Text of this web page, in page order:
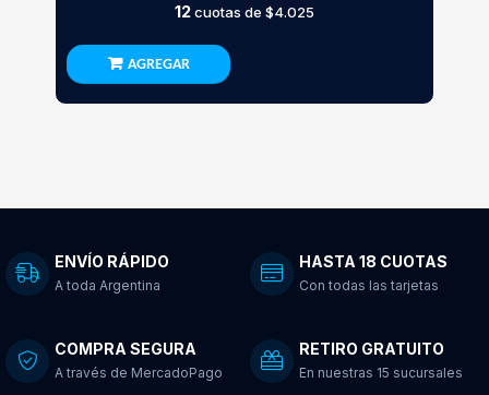
12cuotas de $4.025
AGREGAR
ENVÍO RÁPIDO
A toda Argentina
HASTA 18 CUOTAS
Con todas las tarjetas
COMPRA SEGURA
A través de MercadoPago
RETIRO GRATUITO
En nuestras 15 sucursales